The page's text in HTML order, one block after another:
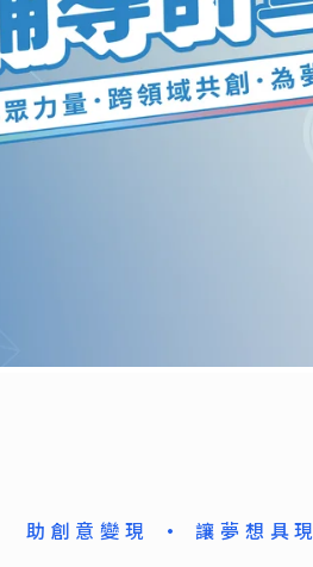
助創意變現 · 讓夢想具現